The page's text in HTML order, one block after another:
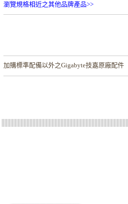
瀏覽規格相近之其他品牌產品>>
加購標準配備以外之Gigabyte技嘉原廠配件